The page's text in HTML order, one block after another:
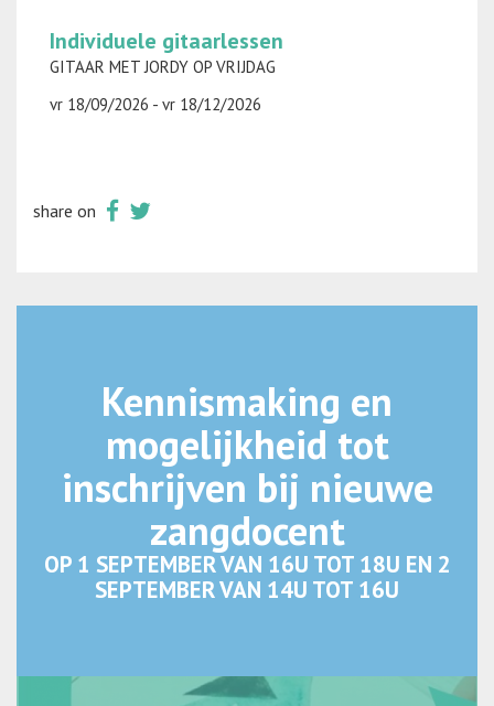
Individuele gitaarlessen
GITAAR MET JORDY OP VRIJDAG
vr 18/09/2026 - vr 18/12/2026
share on
Kennismaking en
mogelijkheid tot
inschrijven bij nieuwe
zangdocent
OP 1 SEPTEMBER VAN 16U TOT 18U EN 2
SEPTEMBER VAN 14U TOT 16U